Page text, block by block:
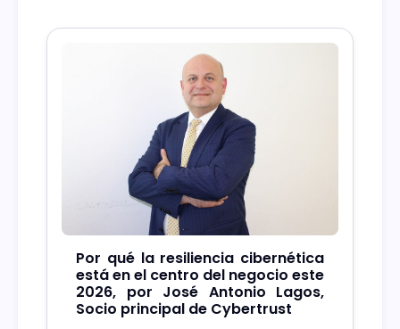
Por qué la resiliencia cibernética
está en el centro del negocio este
2026, por José Antonio Lagos,
Socio principal de Cybertrust